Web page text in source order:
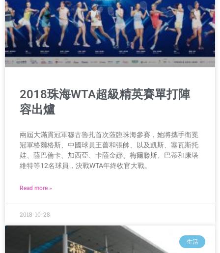
2018珠海WTA超級精英賽單打陣
容出爐
兩屆大滿貫冠軍穆古魯扎首次蒞臨珠海參賽，她將攜手衛冕
冠軍格爾格斯、中國球員王薔和張帥、以及凱斯、塞瓦斯托
娃、薩巴倫卡、加西亞、卡薩金娜、梅爾滕斯、巴蒂和康塔
維特等12名球員，決戰WTA年終收官大戰。
Read more »
2018-10-28
生活